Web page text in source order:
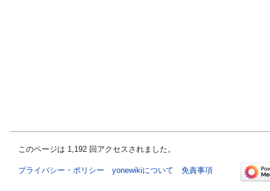
このページは 1,192 回アクセスされました。
プライバシー・ポリシー yonewikiについて 免責事項